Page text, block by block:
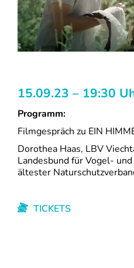
15.09.23 – 19:30
Programm:
Filmgespräch zu EIN
Dorothea Haas, LBV
Landesbund für Vogel-
ältester
TICKETS